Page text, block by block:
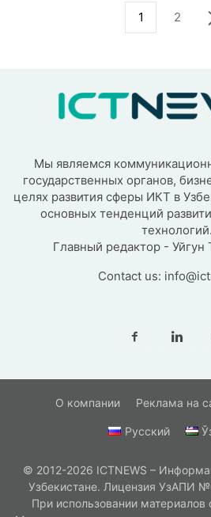
1 2
Мы являемся
государственных органов,
целях развития сферы ИКТ в
основных тенденций
технологий.
Главный редактор - Уйгун
Contact us:
О компании Реклама на
Русский
© 2012-2026 ICTNEWS –
Узбекистане. Лицензия УзАПИ
При использовании материалов